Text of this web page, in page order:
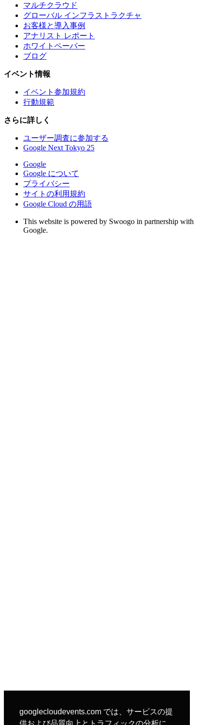
googlecloudevents.com では、サービスの提
供および品質向上とトラフィックの分析に
マルチクラウド
グローバル インフラストラクチャ
お客様と導入事例
アナリスト レポート
ホワイトペーパー
ブログ
イベント情報
イベント参加規約
行動規範
さらに詳しく
ユーザー調査に参加する
Google Next Tokyo 25
Google
Google について
プライバシー
サイトの利用規約
Google Cloud の用語
This website is powered by Swoogo in partnership with
Google.